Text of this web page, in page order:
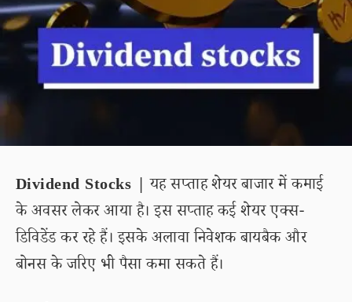
Dividend Stocks | यह सप्ताह शेयर बाजार में कमाई
के अवसर लेकर आया है। इस सप्ताह कई शेयर एक्स-
डिविडेंड कर रहे हैं। इसके अलावा निवेशक बायबैक और
बोनस के जरिए भी पैसा कमा सकते हैं।